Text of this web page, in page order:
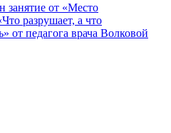
занятие от «Место
разрушает, а что
от педагога врача Волковой